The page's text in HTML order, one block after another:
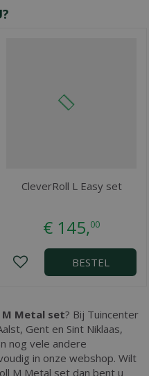
CleverRoll L Easy set
€ 145,00
BESTEL
M Metal set? Bij Tuincenter
Gent en Sint Niklaas,
nog vele andere
in onze webshop. Wilt
M Metal set dan bent u